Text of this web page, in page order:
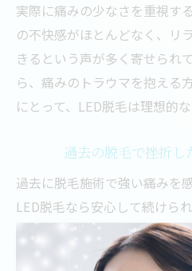
実際に痛みの少なさを重視す
の不快感がほとんどなく、リ
きるという声が多く寄せられ
ら、痛みのトラウマを抱える
にとって、LED脱毛は理想的
過去の脱毛で挫折し
過去に脱毛施術で強い痛みを
LED脱毛なら安心して続けら
れはLED脱毛が従来の高出力
表面に優しい低温の光を照射